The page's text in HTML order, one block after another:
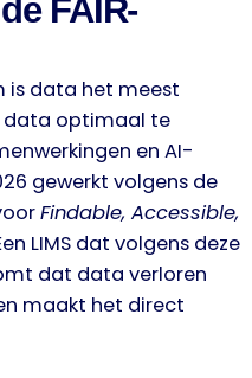
FAIR-
is data het meest
data optimaal te
en AI-
gewerkt volgens de
Findable, Accessible,
LIMS dat volgens deze
dat data verloren
maakt het direct